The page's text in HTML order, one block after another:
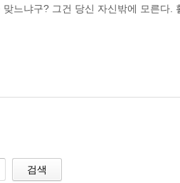
느냐구? 그건 당신 자신밖에 모른다.
검색